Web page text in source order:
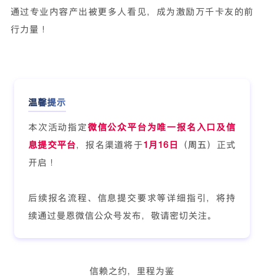
通过专业内容产出被更多人看见，成为激励万千卡友的前
行力量！
温馨提示
本次活动指定微信公众平台为唯一报名入口及信
息提交平台，报名渠道将于1月16日 （周五） 正式
开启！
后续报名流程、信息提交要求等详细指引，将持
续通过曼恩微信公众号发布，敬请密切关注。
信赖之约，里程为鉴